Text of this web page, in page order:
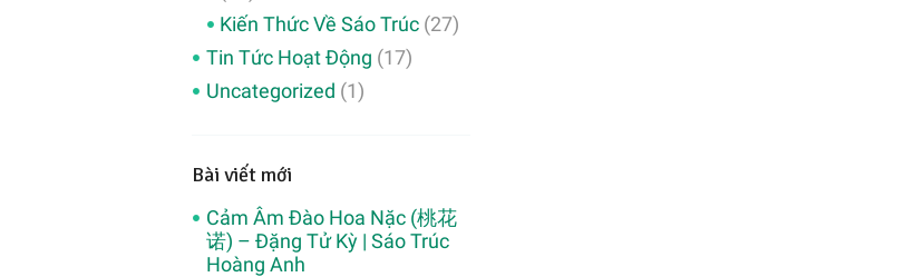
Kiến Thức Về Sáo Trúc (27)
Tin Tức Hoạt Động (17)
Uncategorized (1)
Bài viết mới
Cảm Âm Đào Hoa Nặc (桃花
诺) – Đặng Tử Kỳ | Sáo Trúc
Hoàng Anh